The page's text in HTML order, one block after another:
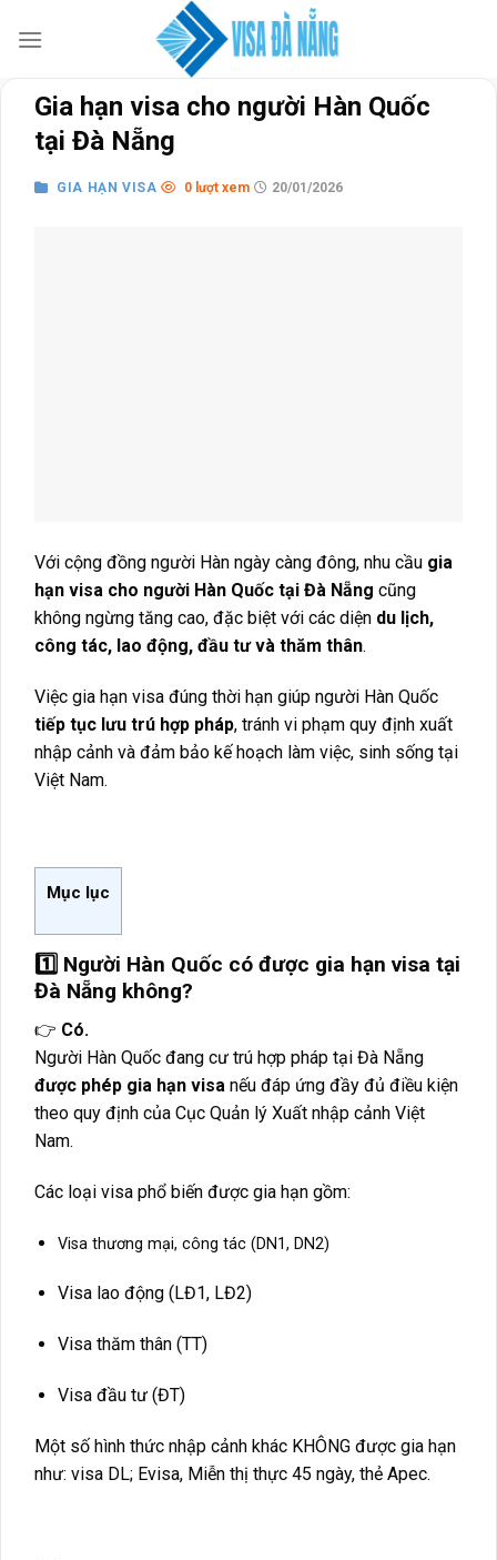
Gia hạn visa cho người Hàn Quốc
tại Đà Nẵng
GIA HẠN VISA 0 lượt xem 20/01/2026
Với cộng đồng người Hàn ngày càng đông, nhu cầu gia
hạn visa cho người Hàn Quốc tại Đà Nẵng cũng
không ngừng tăng cao, đặc biệt với các diện du lịch,
công tác, lao động, đầu tư và thăm thân.
Việc gia hạn visa đúng thời hạn giúp người Hàn Quốc
tiếp tục lưu trú hợp pháp, tránh vi phạm quy định xuất
nhập cảnh và đảm bảo kế hoạch làm việc, sinh sống tại
Việt Nam.
Mục lục
1️⃣ Người Hàn Quốc có được gia hạn visa tại
Đà Nẵng không?
👉 Có.
Người Hàn Quốc đang cư trú hợp pháp tại Đà Nẵng
được phép gia hạn visa nếu đáp ứng đầy đủ điều kiện
theo quy định của Cục Quản lý Xuất nhập cảnh Việt
Nam.
Các loại visa phổ biến được gia hạn gồm:
Visa thương mại, công tác (DN1, DN2)
Visa lao động (LĐ1, LĐ2)
Visa thăm thân (TT)
Visa đầu tư (ĐT)
Một số hình thức nhập cảnh khác KHÔNG được gia hạn
như: visa DL; Evisa, Miễn thị thực 45 ngày, thẻ Apec.